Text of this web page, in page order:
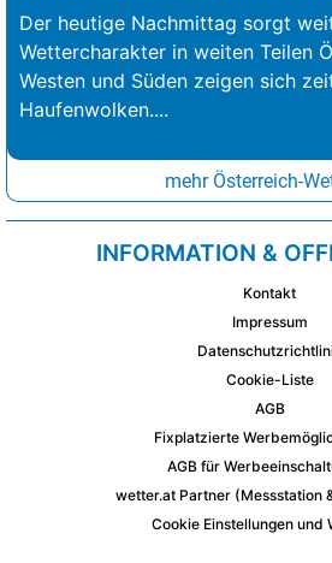
Der heutige Nachmittag sorgt
Wettercharakter in weiten Teilen
Westen und Süden zeigen sich
Haufenwolken....
mehr Österreich-
INFORMATION &
Kontakt
Impressum
Cookie-Liste
AGB
Fixplatzierte
AGB für
wetter.at Partner (Messstation
Cookie Einstellungen und